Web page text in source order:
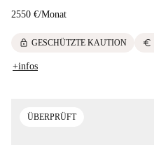
2550 €/Monat
lock GESCHÜTZTE KAUTION euro
+infos
ÜBERPRÜFT